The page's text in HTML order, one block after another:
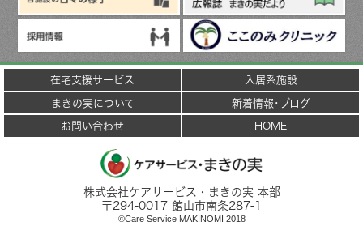
在宅支援サービス
入居系施設
まきの実について
新着情報･ブログ
お問い合わせ
HOME
株式会社ケアサービス・まきの実 本部
〒294-0017 館山市南条287-1
©Care Service MAKINOMI 2018